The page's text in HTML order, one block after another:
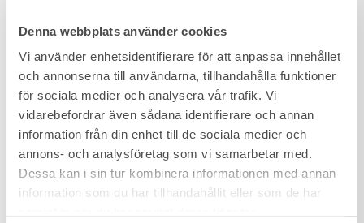
Denna webbplats använder cookies
Vi använder enhetsidentifierare för att anpassa innehållet
och annonserna till användarna, tillhandahålla funktioner
för sociala medier och analysera vår trafik. Vi
vidarebefordrar även sådana identifierare och annan
information från din enhet till de sociala medier och
annons- och analysföretag som vi samarbetar med.
Dessa kan i sin tur kombinera informationen med annan
information som du har tillhandahållit eller som de har